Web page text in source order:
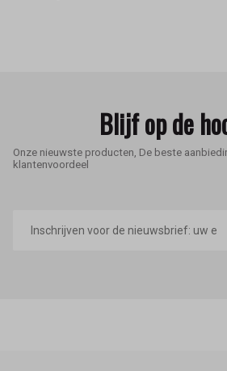
Blijf op de
Onze nieuwste producten, De beste
klantenvoordeel
mailadres